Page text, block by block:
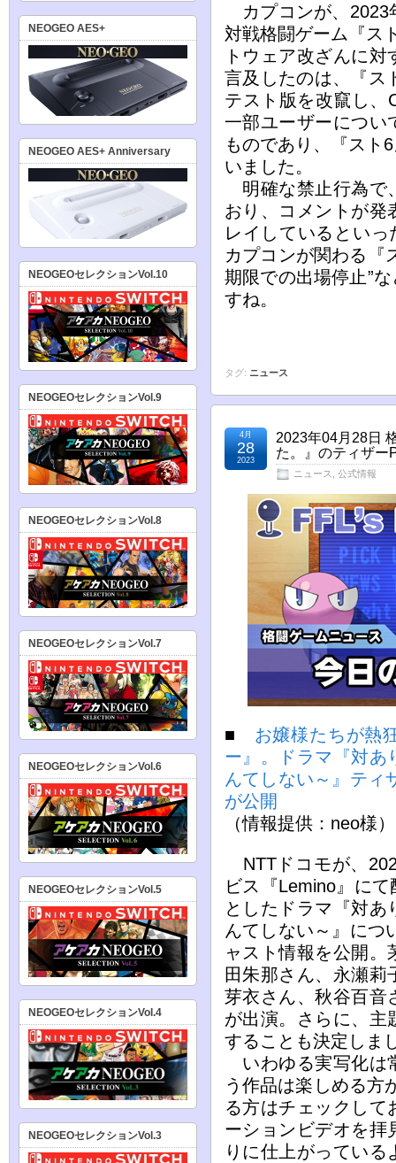
カプコンが、2023
対戦格闘ゲーム『ス
トウェア改ざんに
言及したのは、『ス
テスト版を改竄し、
一部ユーザーについ
ものであり、『スト
いました。
明確な禁止行為で
おり、コメントが発
レイしているといっ
カプコンが関わる『
期限での出場停止”
すね。
タグ: ニュース
2023年04月28日
た。』のティザー
ニュース 公式情報
4月
28
2023
■ お嬢様たちが熱
ー』。ドラマ『対あ
んてしない～』ティ
が公開
（情報提供：neo様）
NTTドコモが、
ビス『Lemino』に
としたドラマ『対
んてしない～』につ
ャスト情報を公開
田朱那さん、永瀬
芽衣さん、秋谷百音
が出演。さらに、主
することも決定しま
いわゆる実写化は
う作品は楽しめる方
る方はチェックして
ーションビデオを拝
りに仕上がってい
NEOGEO AES+
NEOGEO AES+ Anniversary
NEOGEOセレクションVol.10
NEOGEOセレクションVol.9
NEOGEOセレクションVol.8
NEOGEOセレクションVol.7
NEOGEOセレクションVol.6
NEOGEOセレクションVol.5
NEOGEOセレクションVol.4
NEOGEOセレクションVol.3